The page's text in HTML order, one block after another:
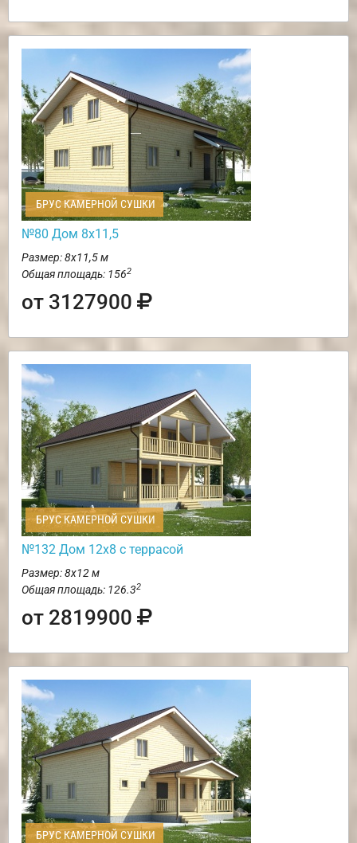
БРУС КАМЕРНОЙ СУШКИ
№80 Дом 8х11,5
Размер: 8х11,5 м
Общая площадь: 1562
от 3127900
БРУС КАМЕРНОЙ СУШКИ
№132 Дом 12х8 с террасой
Размер: 8х12 м
Общая площадь: 126.32
от 2819900
БРУС КАМЕРНОЙ СУШКИ